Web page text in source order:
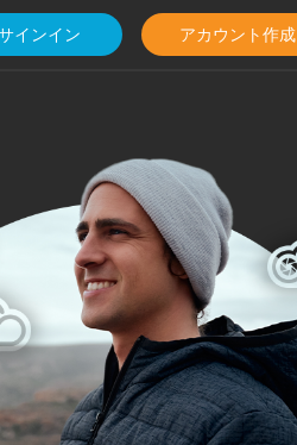
インイン アカウント作成